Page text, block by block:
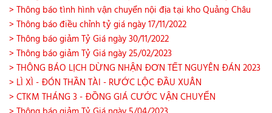
> Thông báo tình hình vận chuyển nội địa tại kho Quảng Châu
> Thông báo điều chỉnh tỷ giá ngày 17/11/2022
> Thông báo giảm Tỷ Giá ngày 30/11/2022
> Thông báo giảm Tỷ Giá ngày 25/02/2023
> THÔNG BÁO LỊCH DỪNG NHẬN ĐƠN TẾT NGUYÊN ĐÁN 2023
> LÌ XÌ - ĐÓN THẦN TÀI - RƯỚC LỘC ĐẦU XUÂN
> CTKM THÁNG 3 - ĐỒNG GIÁ CƯỚC VẬN CHUYỂN